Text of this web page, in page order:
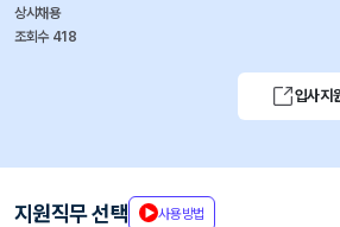
상시채용
조회수 418
입사지
지원직무 선택 사용방법